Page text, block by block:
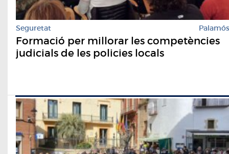
Seguretat Palamós
Formació per millorar les competències
judicials de les policies locals